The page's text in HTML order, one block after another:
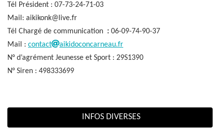
Tél Président : 07-73-24-71-03
Mail: aikikonk@live.fr
Tél Chargé de communication : 06-09-74-90-37
Mail : contact
aikidoconcarneau.fr
N° d’agrément Jeunesse et Sport : 29S1390
N° Siren : 498333699
INFOS DIVERSES